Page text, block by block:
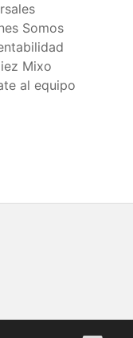
Somos
Mixo
al equipo